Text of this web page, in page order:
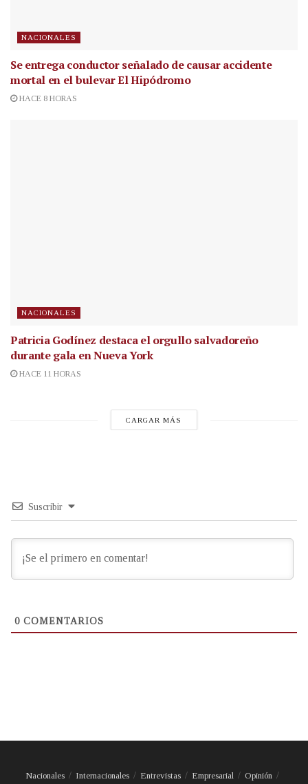
NACIONALES
Se entrega conductor señalado de causar accidente
mortal en el bulevar El Hipódromo
HACE 8 HORAS
NACIONALES
Patricia Godínez destaca el orgullo salvadoreño
durante gala en Nueva York
HACE 11 HORAS
CARGAR MÁS
Suscribir
0 COMENTARIOS
Nacionales Internacionales Entrevistas Empresarial Opinión